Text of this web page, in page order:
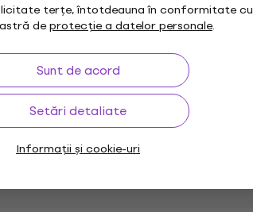
terțe, întotdeauna în conformitate cu
deprotecție a datelor personale.
Sunt de acord
Setări detaliate
Informații și cookie-uri
Jovi Vopsele tempera